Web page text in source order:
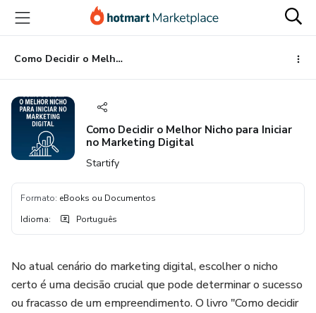
para
conteúdo
principal
para
pagamento
para
rodapé
Como Decidir o Melhor Nicho para Iniciar no Marketing Digital
Como Decidir o Melhor Nicho para Iniciar
no Marketing Digital
Startify
Formato: eBooks ou Documentos
Idioma: Português
No atual cenário do marketing digital, escolher o nicho
certo é uma decisão crucial que pode determinar o sucesso
ou fracasso de um empreendimento. O livro "Como decidir